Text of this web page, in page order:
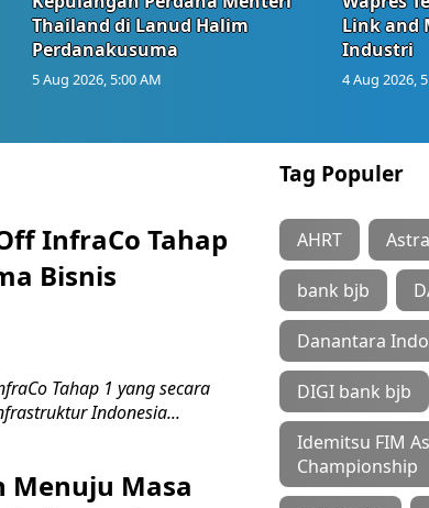
Thailand di Lanud Halim
Perdanakusuma
5 Aug 2026, 5:00 AM
Link and
Industri
4 Aug 2026,
InfraCo Tahap
Bisnis
Tahap 1 yang secara
Indonesia...
Menuju Masa
Tag Populer
AHRT
bank bjb
Danantara
DIGI bank bjb
Idemitsu FIM
Championship